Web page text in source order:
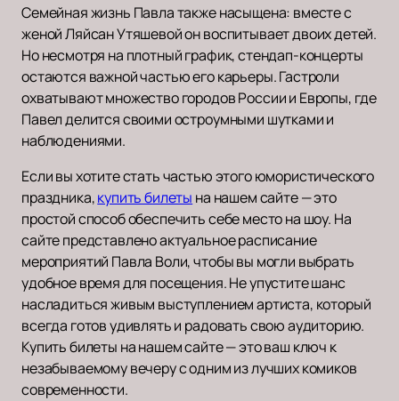
Семейная жизнь Павла также насыщена: вместе с
женой Ляйсан Утяшевой он воспитывает двоих детей.
Но несмотря на плотный график, стендап-концерты
остаются важной частью его карьеры. Гастроли
охватывают множество городов России и Европы, где
Павел делится своими остроумными шутками и
наблюдениями.
Если вы хотите стать частью этого юмористического
праздника,купить билеты на нашем сайте — это
простой способ обеспечить себе место на шоу. На
сайте представлено актуальное расписание
мероприятий Павла Воли, чтобы вы могли выбрать
удобное время для посещения. Не упустите шанс
насладиться живым выступлением артиста, который
всегда готов удивлять и радовать свою аудиторию.
Купить билеты на нашем сайте — это ваш ключ к
незабываемому вечеру с одним из лучших комиков
современности.